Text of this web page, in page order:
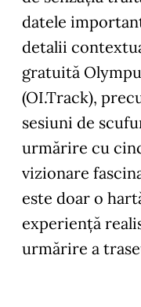
datele
detalii
gratuită
(OI.Track),
sesiuni de
urmărire cu
vizionare
este doar o
experienţă
urmărire a